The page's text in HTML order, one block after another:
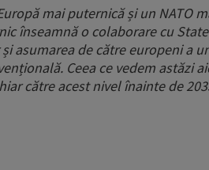
mai puternică și un NATO
înseamnă o colaborare cu
și asumarea de către europeni a
Ceea ce vedem astăzi
către acest nivel înainte de